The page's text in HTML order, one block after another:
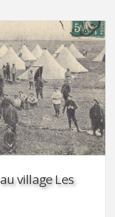
village Les